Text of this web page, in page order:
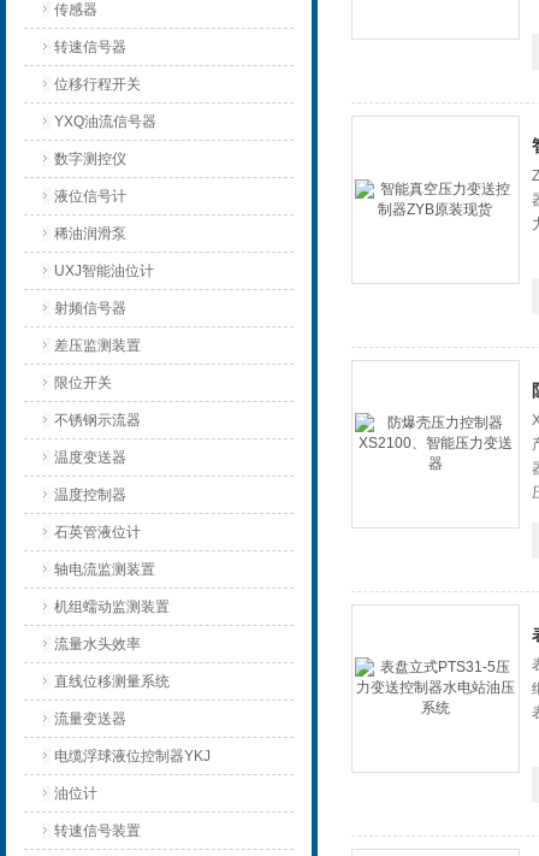
传感器
转速信号器
位移行程开关
YXQ油流信号器
数字测控仪
液位信号计
稀油润滑泵
UXJ智能油位计
射频信号器
差压监测装置
限位开关
不锈钢示流器
温度变送器
温度控制器
石英管液位计
轴电流监测装置
机组蠕动监测装置
流量水头效率
直线位移测量系统
流量变送器
电缆浮球液位控制器YKJ
油位计
转速信号装置